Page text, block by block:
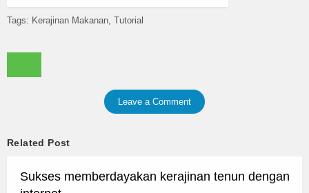
Tags: Kerajinan Makanan Tutorial
Leave a Comment
Related Post
Sukses memberdayakan kerajinan tenun dengan